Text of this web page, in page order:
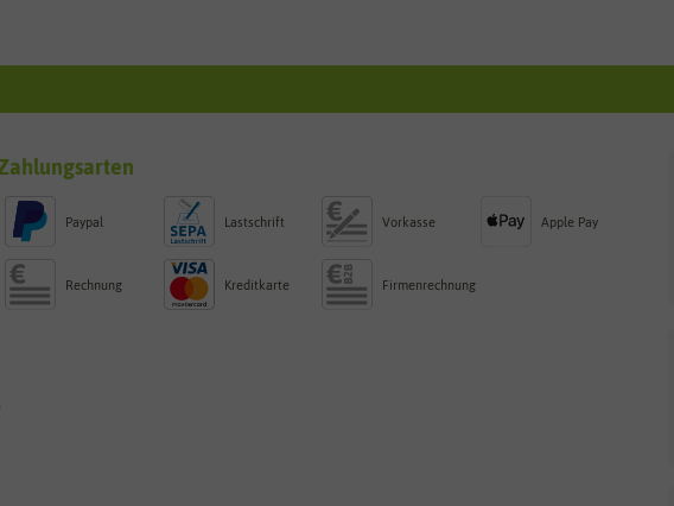
Paypal Lastschrift Vorkasse Apple Pay
Rechnung Kreditkarte Firmenrechnung